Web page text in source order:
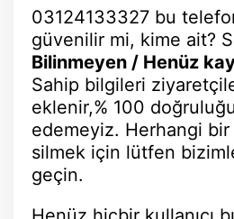
03124133327 bu
güvenilir mi, kime ait?
Bilinmeyen / Henüz
Sahip bilgileri
eklenir,% 100
edemeyiz. Herhangi bir
silmek için lütfen
geçin.